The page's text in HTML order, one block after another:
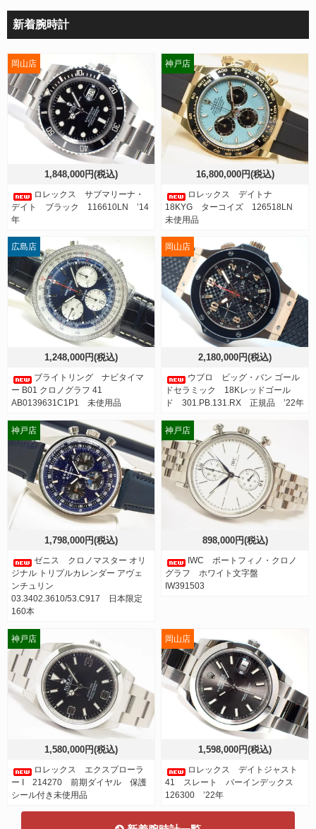
新着腕時計
1,848,000円(税込)
ロレックス サブマリーナ・
デイト ブラック 116610LN ’14
年
岡山店
16,800,000円(税込)
ロレックス デイトナ
18KYG ターコイズ 126518LN
未使用品
神戸店
1,248,000円(税込)
ブライトリング ナビタイマ
ー B01 クロノグラフ 41
AB0139631C1P1 未使用品
広島店
2,180,000円(税込)
ウブロ ビッグ・バン ゴール
ドセラミック 18Kレッドゴール
ド 301.PB.131.RX 正規品 ’22年
岡山店
1,798,000円(税込)
ゼニス クロノマスター オリ
ジナル トリプルカレンダー アヴェ
ンチュリン
03.3402.3610/53.C917 日本限定
160本
神戸店
898,000円(税込)
IWC ポートフィノ・クロノ
グラフ ホワイト文字盤
IW391503
神戸店
1,580,000円(税込)
ロレックス エクスプローラ
ー I 214270 前期ダイヤル 保護
シール付き未使用品
神戸店
1,598,000円(税込)
ロレックス デイトジャスト
41 スレート バーインデックス
126300 ’22年
岡山店